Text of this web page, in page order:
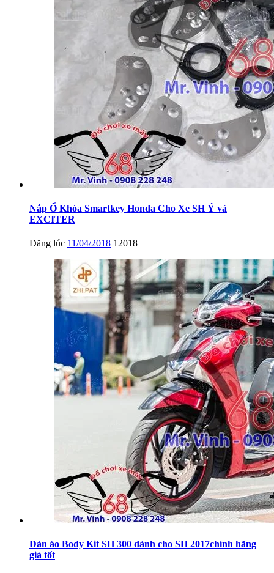
Nắp Ổ Khóa Smartkey Honda Cho Xe SH Ý và
EXCITER
Đăng lúc 11/04/2018 12018
Dàn áo Body Kit SH 300 dành cho SH 2017chính hãng
giá tốt